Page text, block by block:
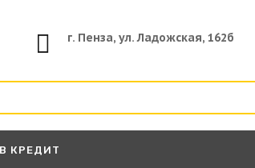
г. Пенза, ул. Ладожская, 162б
В КРЕДИТ